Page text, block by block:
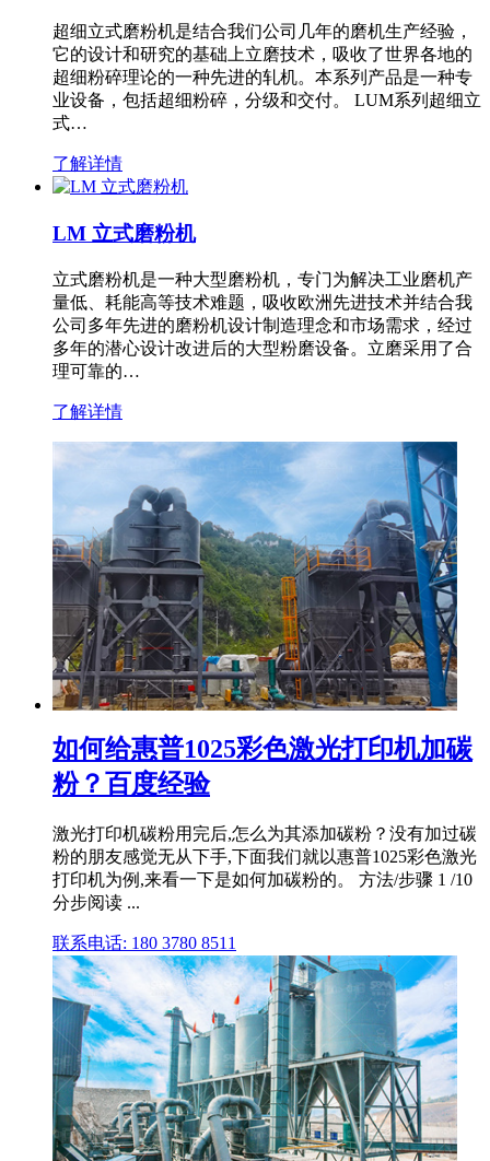
超细立式磨粉机是结合我们公司几年的磨机生产经验，
它的设计和研究的基础上立磨技术，吸收了世界各地的
超细粉碎理论的一种先进的轧机。本系列产品是一种专
业设备，包括超细粉碎，分级和交付。 LUM系列超细立
式…
了解详情
LM 立式磨粉机
立式磨粉机是一种大型磨粉机，专门为解决工业磨机产
量低、耗能高等技术难题，吸收欧洲先进技术并结合我
公司多年先进的磨粉机设计制造理念和市场需求，经过
多年的潜心设计改进后的大型粉磨设备。立磨采用了合
理可靠的…
了解详情
如何给惠普1025彩色激光打印机加碳
粉？百度经验
激光打印机碳粉用完后,怎么为其添加碳粉？没有加过碳
粉的朋友感觉无从下手,下面我们就以惠普1025彩色激光
打印机为例,来看一下是如何加碳粉的。 方法/步骤 1 /10
分步阅读 ...
联系电话: 180 3780 8511